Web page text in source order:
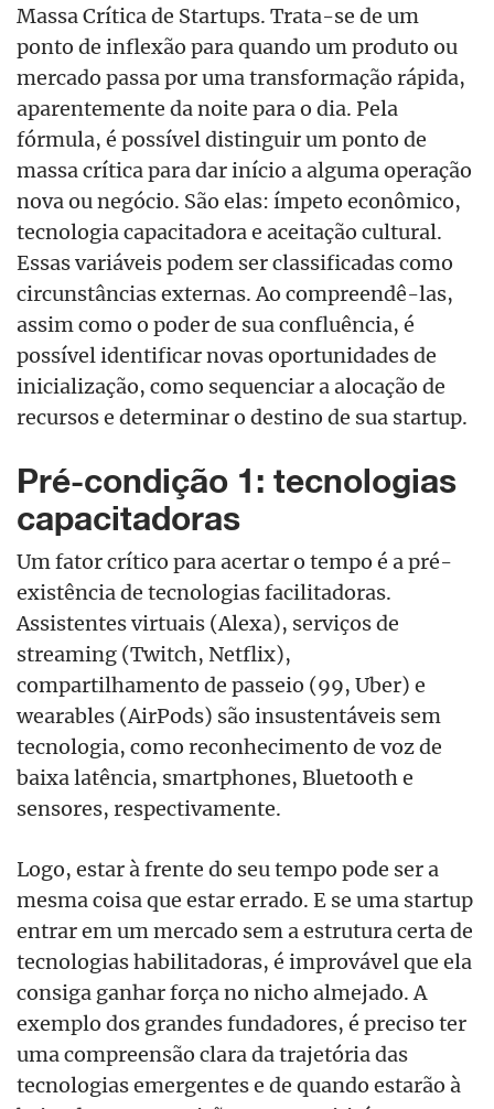
Massa Crítica de Startups. Trata-se de um
ponto de inflexão para quando um produto ou
mercado passa por uma transformação rápida,
aparentemente da noite para o dia. Pela
fórmula, é possível distinguir um ponto de
massa crítica para dar início a alguma operação
nova ou negócio. São elas: ímpeto econômico,
tecnologia capacitadora e aceitação cultural.
Essas variáveis podem ser classificadas como
circunstâncias externas. Ao compreendê-las,
assim como o poder de sua confluência, é
possível identificar novas oportunidades de
inicialização, como sequenciar a alocação de
recursos e determinar o destino de sua startup.
Pré-condição 1: tecnologias
capacitadoras
Um fator crítico para acertar o tempo é a pré-
existência de tecnologias facilitadoras.
Assistentes virtuais (Alexa), serviços de
streaming (Twitch, Netflix),
compartilhamento de passeio (99, Uber) e
wearables (AirPods) são insustentáveis ​​sem
tecnologia, como reconhecimento de voz de
baixa latência, smartphones, Bluetooth e
sensores, respectivamente.
Logo, estar à frente do seu tempo pode ser a
mesma coisa que estar errado. E se uma startup
entrar em um mercado sem a estrutura certa de
tecnologias habilitadoras, é improvável que ela
consiga ganhar força no nicho almejado. A
exemplo dos grandes fundadores, é preciso ter
uma compreensão clara da trajetória das
tecnologias emergentes e de quando estarão à